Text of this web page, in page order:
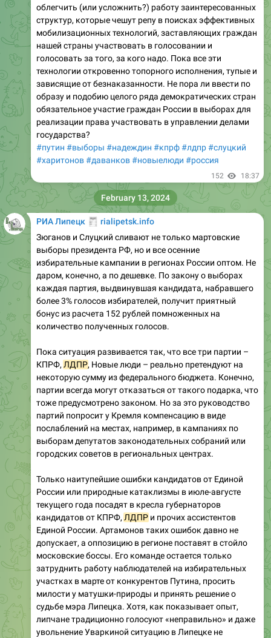
облегчить (или усложнить?) работу заинтересованных
структур, которые чешут репу в поисках эффективных
мобилизационных технологий, заставляющих граждан
нашей страны участвовать в голосовании и
голосовать за того, за кого надо. Пока все эти
технологии откровенно топорного исполнения, тупые и
зависящие от безнаказанности. Не пора ли ввести по
образу и подобию целого ряда демократических стран
обязательное участие граждан России в выборах для
реализации права участвовать в управлении делами
государства?
#путин #выборы #надеждин #кпрф#лдпр#слуцкий
#харитонов#даванков#новыелюди #россия
152 18:37
РИА Липецк
🧾rialipetsk.info
Зюганов и Слуцкий сливают не только мартовские
выборы президента РФ, но и все осенние
избирательные кампании в регионах России оптом. Не
даром, конечно, а по дешевке. По закону о выборах
каждая партия, выдвинувшая кандидата, набравшего
более 3% голосов избирателей, получит приятный
бонус из расчета 152 рублей помноженных на
количество полученных голосов.
Пока ситуация развивается так, что все три партии –
КПРФ, ЛДПР, Новые люди – реально претендуют на
некоторую сумму из федерального бюджета. Конечно,
партии всегда могут отказаться от такого подарка, что
тоже предусмотрено законом. Но за это руководство
партий попросит у Кремля компенсацию в виде
послаблений на местах, например, в кампаниях по
выборам депутатов законодательных собраний или
городских советов в региональных центрах.
Только наитупейшие ошибки кандидатов от Единой
России или природные катаклизмы в июле-августе
текущего года посадят в кресла губернаторов
кандидатов от КПРФ, ЛДПР и прочих ассистентов
Единой России. Артамонов таких ошибок давно не
допускает, а оппозицию в регионе поставят в стойло
московские боссы. Его команде остается только
затруднить работу наблюдателей на избирательных
участках в марте от конкурентов Путина, просить
милости у матушки-природы и принять решение о
судьбе мэра Липецка. Хотя, как показывает опыт,
липчане традиционно голосуют «неправильно» и даже
увольнение Уваркиной ситуацию в Липецке не
February 13, 2024